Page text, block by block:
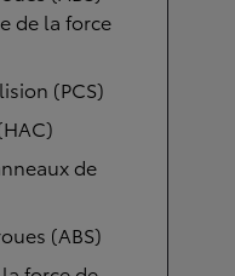
de la force
(PCS)
de
(ABS)